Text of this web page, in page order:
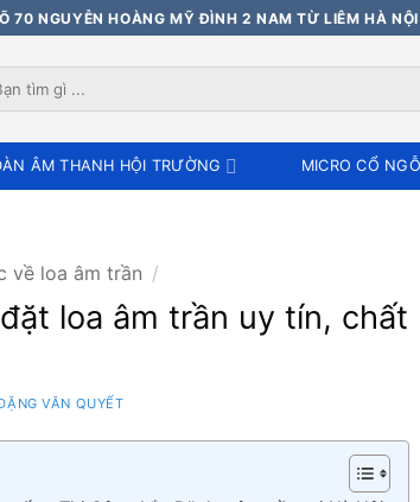
70 NGUYỄN HOÀNG MỸ ĐÌNH 2 NAM TỪ LIÊM HÀ NỘI
ÂM THANH HỘI TRƯỜNG MICRO CỔ
về loa âm trần /
loa âm trần uy tín,
VĂN QUYẾT